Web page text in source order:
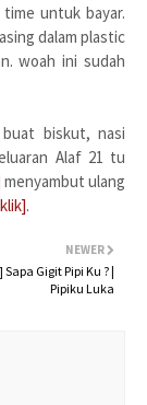
untuk bayar.
dalam plastic
woah ini sudah
biskut, nasi
Alaf 21 tu
menyambut ulang
.
NEWER
Sapa Gigit Pipi Ku ? |
Pipiku Luka